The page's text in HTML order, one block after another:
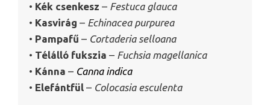
• Kék csenkesz – Festuca glauca
• Kasvirág – Echinacea purpurea
• Pampafű – Cortaderia selloana
• Télálló fukszia – Fuchsia magellanica
• Kánna – Canna indica
• Elefántfül – Colocasia esculenta